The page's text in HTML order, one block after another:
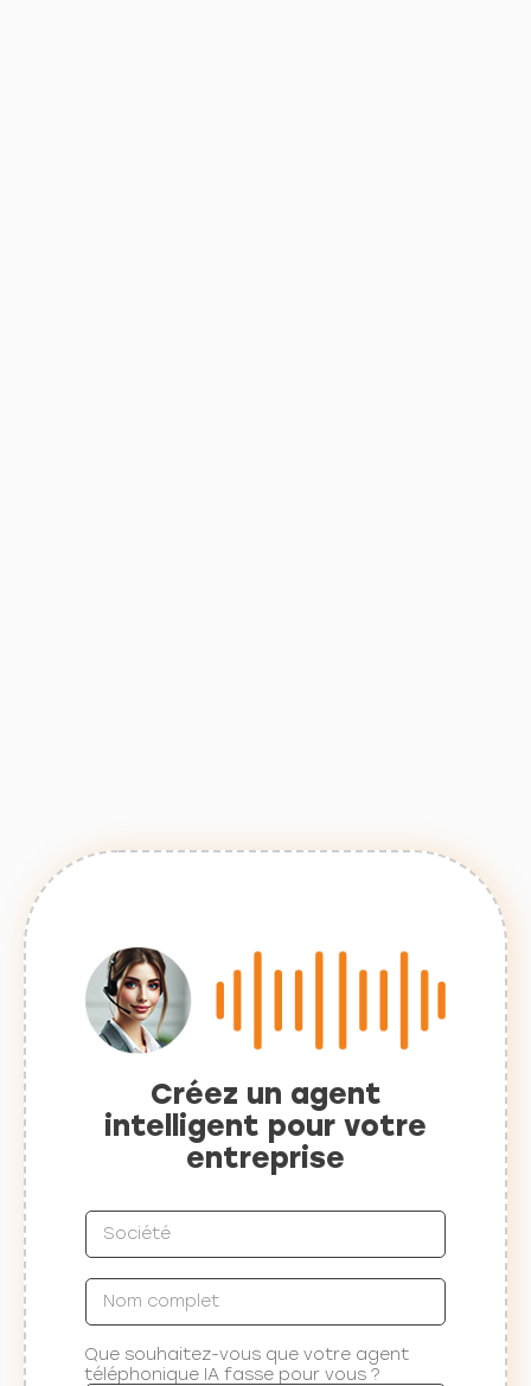
Créez un agent
intelligent pour votre
entreprise
Que souhaitez-vous que votre agent
téléphonique IA fasse pour vous ?